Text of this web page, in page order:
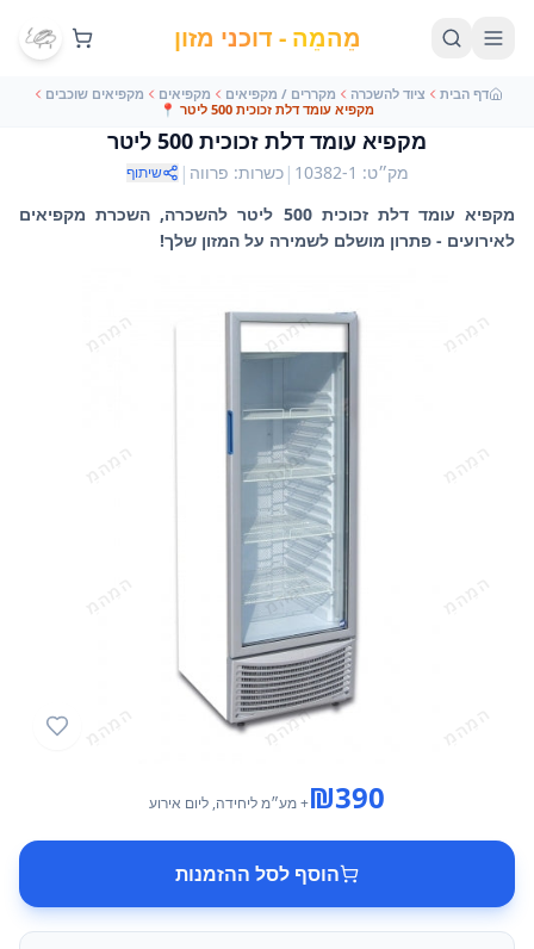
מֵהמֵה - דוכני מזון
דף הבית ציוד להשכרה מקררים / מקפיאים מקפיאים
מקפיאים שוכבים
מקפיא עומד דלת זכוכית 500 ליטר
📍
מקפיא עומד דלת זכוכית 500 ליטר
מק״ט:
10382-1
|כשרות: פרווה | שיתוף
מקפיא עומד דלת זכוכית 500 ליטר להשכרה, השכרת מקפיאים
לאירועים - פתרון מושלם לשמירה על המזון שלך!
₪390 + מע״מליחידה, ליום אירוע
הוסף לסל ההזמנות